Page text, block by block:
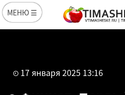
МЕНЮ ☰
17 января 2025 13:16